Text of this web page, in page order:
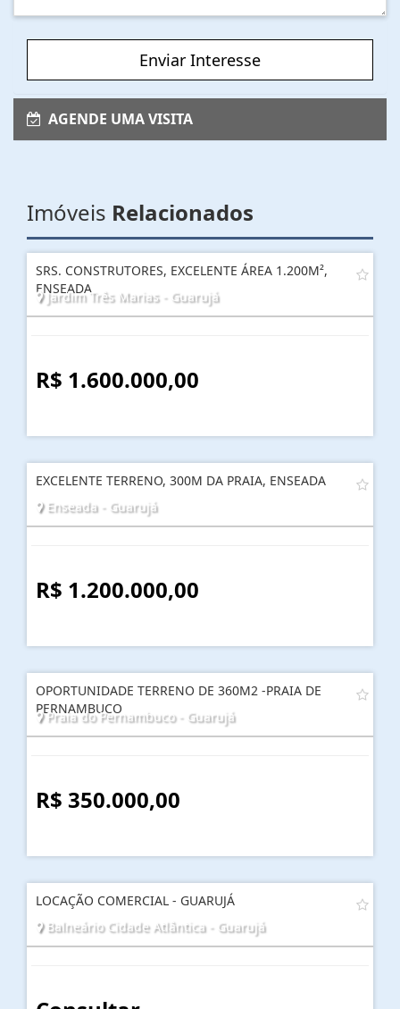
Enviar Interesse
AGENDE UMA VISITA
Imóveis Relacionados
SRS. CONSTRUTORES, EXCELENTE ÁREA 1.200M²,
ENSEADA
Jardim Três Marias - Guarujá
R$ 1.600.000,00
EXCELENTE TERRENO, 300M DA PRAIA, ENSEADA
Enseada - Guarujá
R$ 1.200.000,00
OPORTUNIDADE TERRENO DE 360M2 -PRAIA DE
PERNAMBUCO
Praia do Pernambuco - Guarujá
R$ 350.000,00
LOCAÇÃO COMERCIAL - GUARUJÁ
Balneário Cidade Atlântica - Guarujá